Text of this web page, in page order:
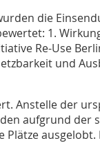
die
1.
Re-Use
und
Anstelle der
aufgrund der
Plätze